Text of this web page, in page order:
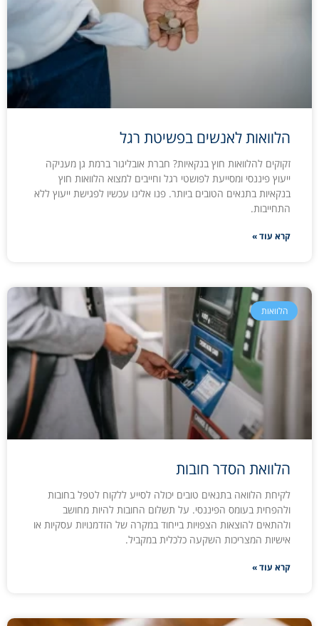
הלוואות לאנשים בפשיטת רגל
זקוקים להלוואות חוץ בנקאיות? חברת אובליגור ברמת גן מעניקה
ייעוץ פיננסי ומסייעת לפושטי רגל וחייבים למצוא הלוואות חוץ
בנקאיות בתנאים הטובים ביותר. פנו אלינו עכשיו לפגישת ייעוץ ללא
התחייבות.
קרא עוד »
הלוואות
הלוואת הסדר חובות
לקיחת הלוואה בתנאים טובים יכולה לסייע ללקוח לטפל בחובות
ולהפחית בעומס הפיננסי. על תשלום החובות להיות מחושב
ולהתאים להוצאות הצפויות בייחוד במקרה של הזדמנויות עסקיות או
אישיות המצריכות השקעה כלכלית במקביל.
קרא עוד »